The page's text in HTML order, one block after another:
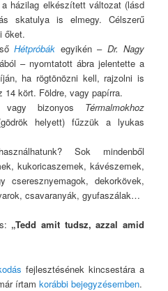
házilag elkészített változat (lásd
skatulya is elmegy. Célszerű
őket.
Hétpróbák egyikén – Dr. Nagy
– nyomtatott ábra jelentette a
ha rögtönözni kell, rajzolni is
14 kört. Földre, vagy papírra.
bizonyos Térmalmokhoz
helyett) fűzzük a lyukas
Sok mindenből
kukoricaszemek, kávészemek,
cseresznyemagok, dekorkövek,
csavaranyák, gyufaszálak…
„Tedd amit tudsz, azzal amid
fejlesztésének kincsestára a
írtam korábbi bejegyzésemben.